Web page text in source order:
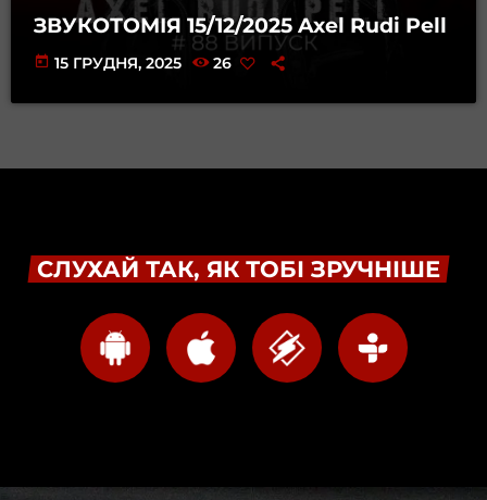
ЗВУКОТОМІЯ 15/12/2025 Axel Rudi Pell
today 15 ГРУДНЯ, 2025 26
СЛУХАЙ ТАК, ЯК ТОБІ ЗРУЧНІШЕ